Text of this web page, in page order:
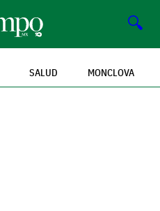
🔍
SALUD MONCLOVA